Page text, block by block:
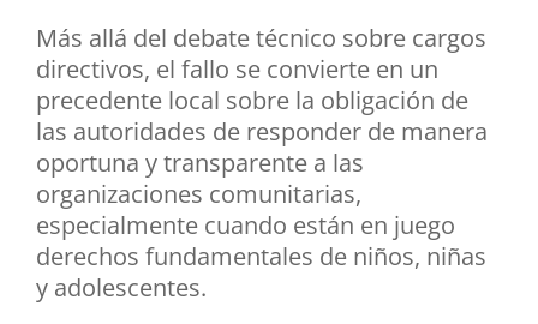
Más allá del debate técnico sobre cargos
directivos, el fallo se convierte en un
precedente local sobre la obligación de
las autoridades de responder de manera
oportuna y transparente a las
organizaciones comunitarias,
especialmente cuando están en juego
derechos fundamentales de niños, niñas
y adolescentes.